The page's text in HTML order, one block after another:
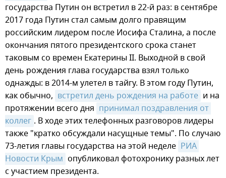
государства Путин он встретил в 22-й раз: в сентябре
2017 года Путин стал самым долго правящим
российским лидером после Иосифа Сталина, а после
окончания пятого президентского срока станет
таковым со времен Екатерины II. Выходной в свой
день рождения глава государства взял только
однажды: в 2014-м улетел в тайгу. В этом году Путин,
как обычно, встретил день рождения на работе и на
протяжении всего дня принимал поздравления от
коллег . В ходе этих телефонных разговоров лидеры
также "кратко обсуждали насущные темы". По случаю
73-летия главы государства на этой неделе РИА
Новости Крым опубликовал фотохронику разных лет
с участием президента.